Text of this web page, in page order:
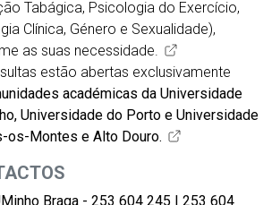
Tabágica, Psicologia do Exercício,
Clínica, Género e Sexualidade),
as suas necessidade.
estão abertas exclusivamente
académicas da Universidade
Universidade do Porto e Universidade
os-Montes e Alto Douro.
Braga - 253 604 245 | 253 604